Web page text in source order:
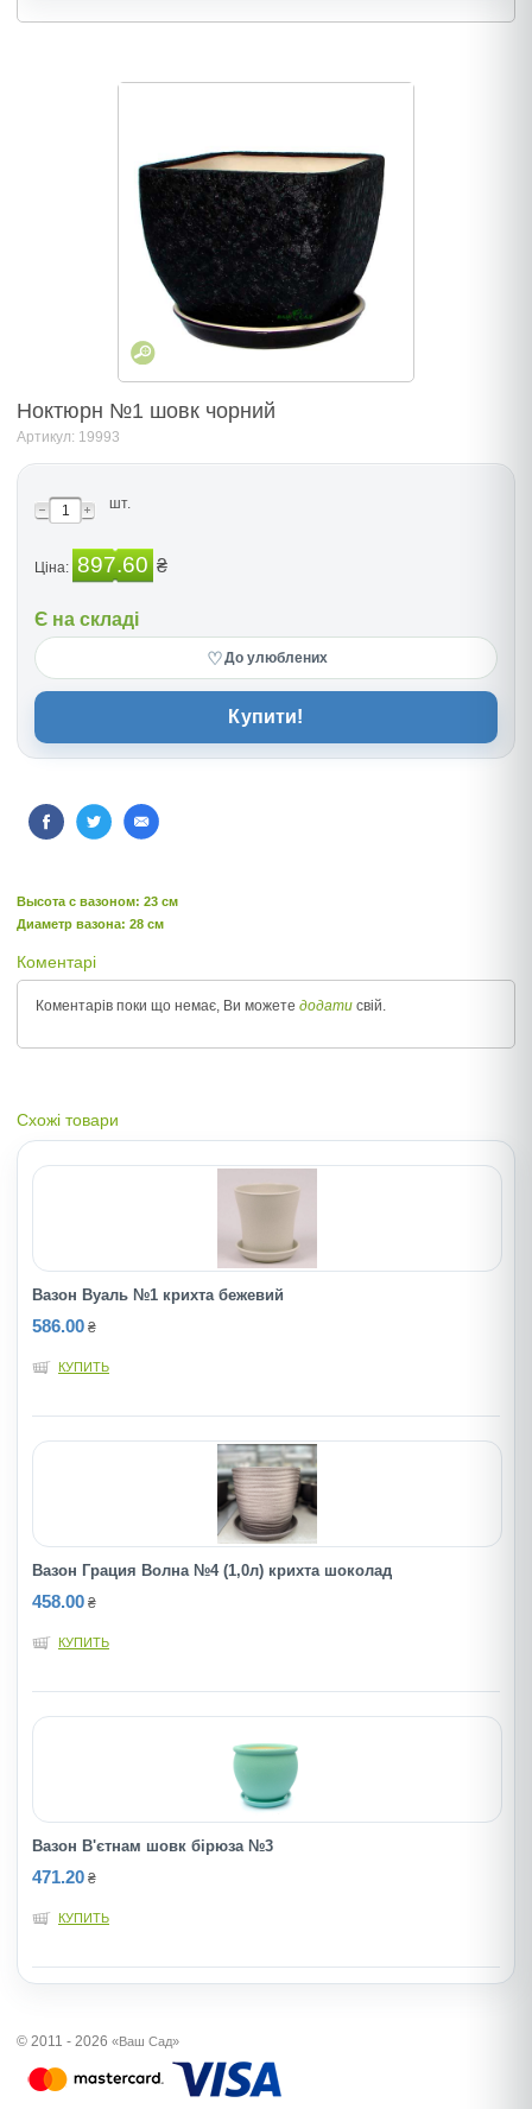
Ноктюрн №1 шовк чорний
Артикул: 19993
шт.
Ціна: 897.60 ₴
Є на складі
♡До улюблених
Купити!
Высота c вазоном: 23 см
Диаметр вазона: 28 см
Коментарі
Коментарів поки що немає, Ви можете додати свій.
Схожі товари
Вазон Вуаль №1 крихта бежевий
586.00 ₴
КУПИТЬ
Вазон Грация Волна №4 (1,0л) крихта шоколад
458.00 ₴
КУПИТЬ
Вазон В'єтнам шовк бірюза №3
471.20 ₴
КУПИТЬ
© 2011 - 2026 «Ваш Сад»